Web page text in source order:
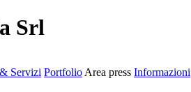
Srl
Servizi Portfolio Area press Informazioni